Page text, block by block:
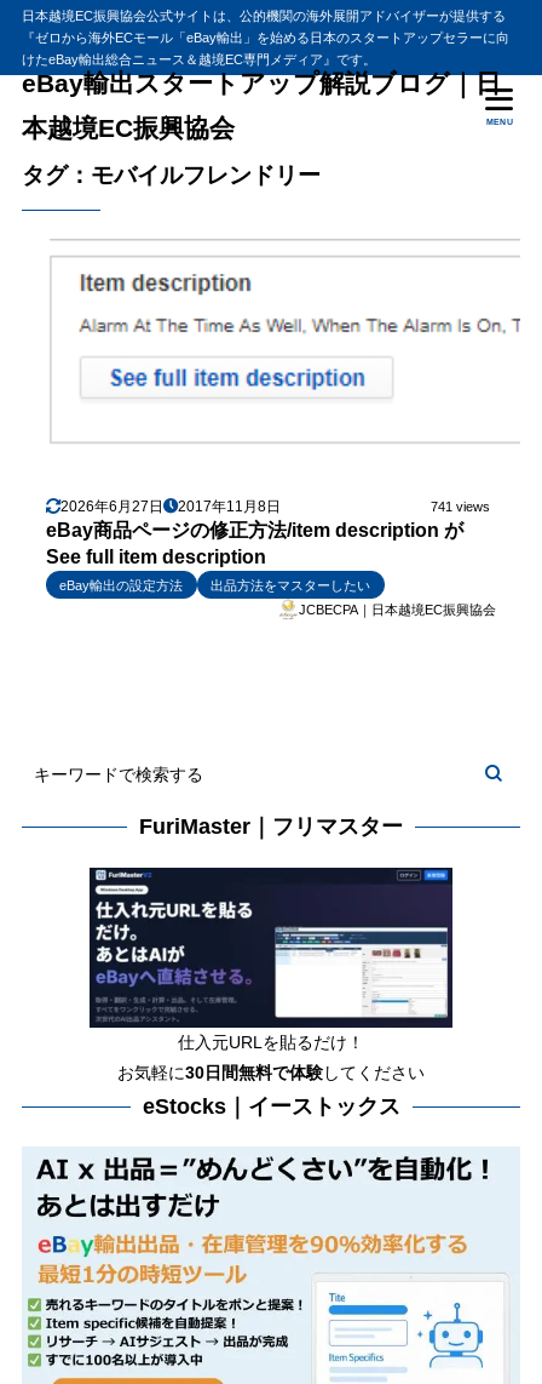
日本越境EC振興協会公式サイトは、公的機関の海外展開アドバイザーが提供する
『ゼロから海外ECモール「eBay輸出」を始める日本のスタートアップセラーに向
けたeBay輸出総合ニュース＆越境EC専門メディア』です。
eBay輸出スタートアップ解説ブログ｜日
本越境EC振興協会
MENU
タグ：モバイルフレンドリー
2026年6月27日 2017年11月8日 741 views
eBay商品ページの修正方法/item description が
See full item description
eBay輸出の設定方法
出品方法をマスターしたい
JCBECPA｜日本越境EC振興協会
FuriMaster｜フリマスター
仕入元URLを貼るだけ！
お気軽に30日間無料で体験してください
eStocks｜イーストックス